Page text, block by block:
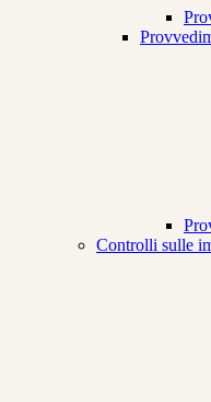
Controlli sulle